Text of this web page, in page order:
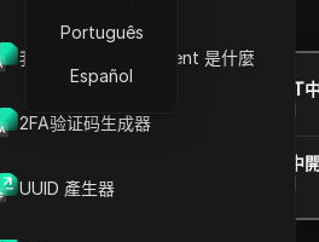
我的瀏覽器 User Agent 是什麼
2FA验证码生成器
UUID 產生器
Português
Español
在ChatGPT
在Claude中